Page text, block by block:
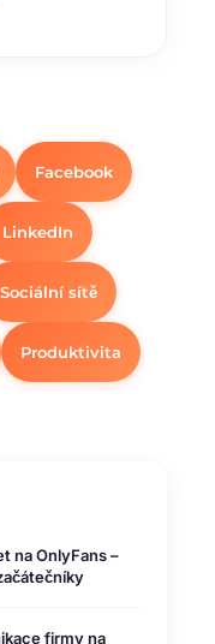
Facebook
LinkedIn
Sociální sítě
Produktivita
na OnlyFans –
firmy na